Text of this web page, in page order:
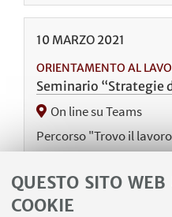
QUESTO SITO
COOKIE
10 MARZO 2021
ORIENTAMENTO AL
Seminario “Strategie
On line su Teams
Percorso "Trovo il
09MARZO